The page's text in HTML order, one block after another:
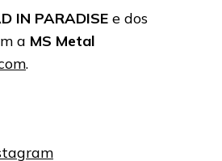
IN PARADISE e dos
a MS Metal
.